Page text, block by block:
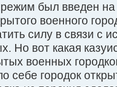
был введен
военного
силу в связи с
Но вот какая
военных
себе городок